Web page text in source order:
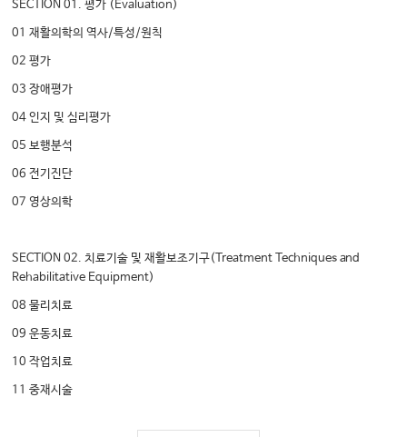
SECTION 01. 평가 (Evaluation)
01 재활의학의 역사/특성/원칙
02 평가
03 장애평가
04 인지 및 심리평가
05 보행분석
06 전기진단
07 영상의학
SECTION 02. 치료기술 및 재활보조기구(Treatment Techniques and
Rehabilitative Equipment)
08 물리치료
09 운동치료
10 작업치료
11 중재시술